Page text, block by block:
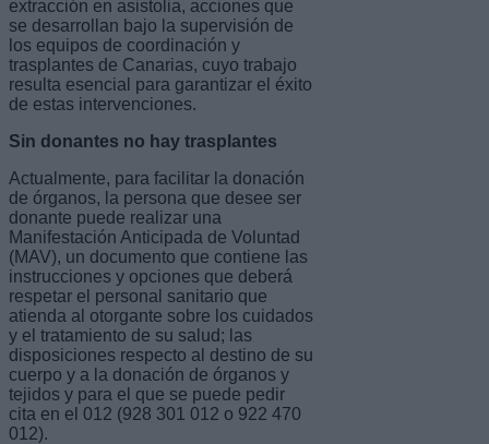
extracción en asistolia, acciones que
se desarrollan bajo la supervisión de
los equipos de coordinación y
trasplantes de Canarias, cuyo trabajo
resulta esencial para garantizar el éxito
de estas intervenciones.
Sin donantes no hay trasplantes
Actualmente, para facilitar la donación
de órganos, la persona que desee ser
donante puede realizar una
Manifestación Anticipada de Voluntad
(MAV), un documento que contiene las
instrucciones y opciones que deberá
respetar el personal sanitario que
atienda al otorgante sobre los cuidados
y el tratamiento de su salud; las
disposiciones respecto al destino de su
cuerpo y a la donación de órganos y
tejidos y para el que se puede pedir
cita en el 012 (928 301 012 o 922 470
012).